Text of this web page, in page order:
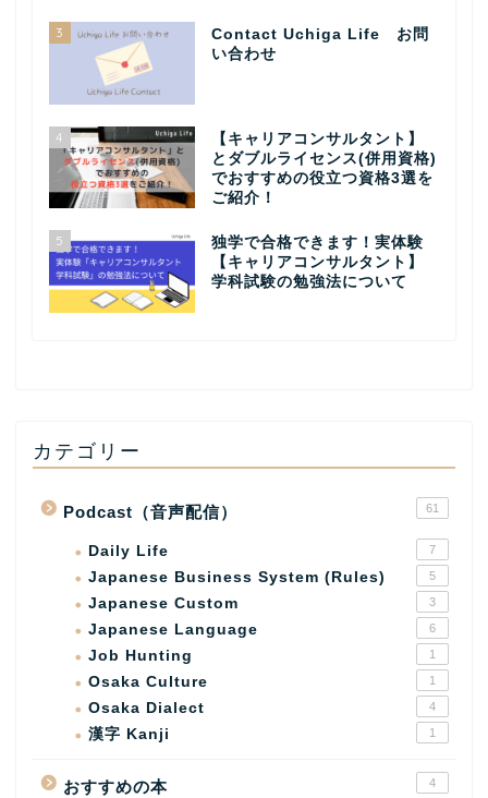
3
Contact Uchiga Life お問
い合わせ
4
【キャリアコンサルタント】
とダブルライセンス(併用資格)
でおすすめの役立つ資格3選を
ご紹介！
5
独学で合格できます！実体験
【キャリアコンサルタント】
学科試験の勉強法について
カテゴリー
Podcast（音声配信） 61
Daily Life 7
Japanese Business System (Rules) 5
Japanese Custom 3
Japanese Language 6
Job Hunting 1
Osaka Culture 1
Osaka Dialect 4
漢字 Kanji 1
おすすめの本 4